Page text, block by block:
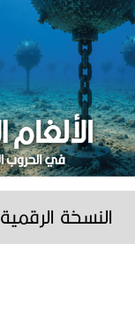
النسخة الرقمية